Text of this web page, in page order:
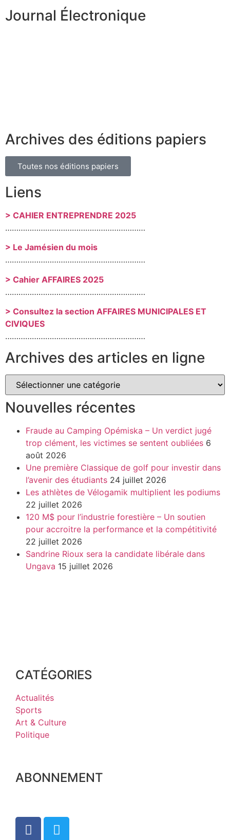
Journal Électronique
Archives des éditions papiers
Toutes nos éditions papiers
Liens
> CAHIER ENTREPRENDRE 2025
………………………………………………………
> Le Jamésien du mois
………………………………………………………
> Cahier AFFAIRES 2025
………………………………………………………
> Consultez la section AFFAIRES MUNICIPALES ET
CIVIQUES
………………………………………………………
Archives des articles en ligne
Nouvelles récentes
Fraude au Camping Opémiska – Un verdict jugé
trop clément, les victimes se sentent oubliées 6
août 2026
Une première Classique de golf pour investir dans
l’avenir des étudiants 24 juillet 2026
Les athlètes de Vélogamik multiplient les podiums
22 juillet 2026
120 M$ pour l’industrie forestière – Un soutien
pour accroitre la performance et la compétitivité
22 juillet 2026
Sandrine Rioux sera la candidate libérale dans
Ungava 15 juillet 2026
CATÉGORIES
Actualités
Sports
Art & Culture
Politique
ABONNEMENT